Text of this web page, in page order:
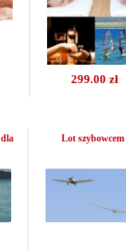
299.00 zł
Lot szybowcem